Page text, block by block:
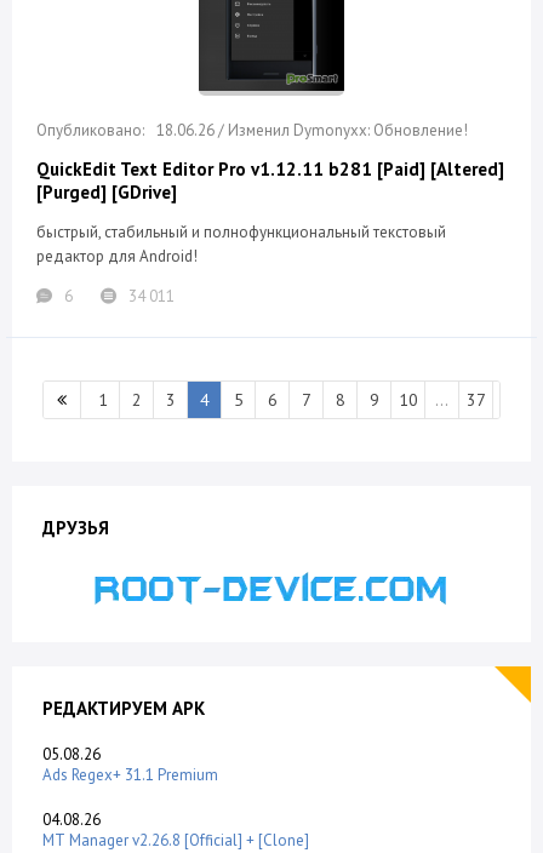
18.06.26 / Изменил Dymonyxx: Обновление!
QuickEdit Text Editor Pro v1.12.11 b281 [Paid] [Altered]
[Purged] [GDrive]
быстрый, стабильный и полнофункциональный текстовый
редактор для Android!
6
34 011
1 2 3 4 5 6 7 8 9 10 ... 37
ДРУЗЬЯ
РЕДАКТИРУЕМ APK
05.08.26
Ads Regex+ 31.1 Premium
04.08.26
MT Manager v2.26.8 [Official] + [Clone]